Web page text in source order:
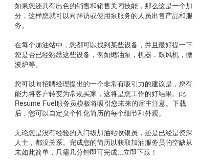
如果您还具有出色的销售和销售关闭技能，那么这是一个加
分，这样您就可以向拜访或使用泵服务的人员出售产品和服
务。
在每个加油站中，您都可以找到某些设备，并且最好提一下
您是否已经熟悉这些设备，例如燃油泵，机器，鼓风机，微
波炉等。
您可以向招聘经理提出的一个非常有吸引力的建议是，您有
能力将客户转变为常规买家，这将是您工作的好结果。此
Resume Fuel服务员模板将吸引您未来的雇主注意。下载
后，您可以自定义个性化简历的每个细节和外观。
无论您是没有经验的入门级加油站收银员，还是已经是资深
人士，都没关系。完成您的简历以获取加油服务员的空缺从
未如此简单，只需几分钟即可完成...立即下载！